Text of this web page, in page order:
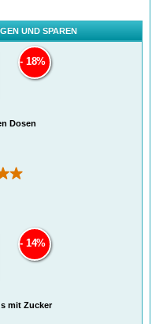
UND SPAREN
Dosen
18%
mit Zucker
14%